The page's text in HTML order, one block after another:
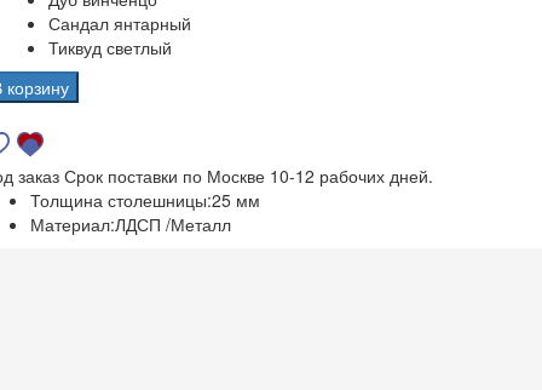
Сандал янтарный
Тиквуд светлый
корзину
заказ Срок поставки по Москве 10-12 рабочих дней.
Толщина столешницы:25 мм
Материал:ЛДСП /Металл